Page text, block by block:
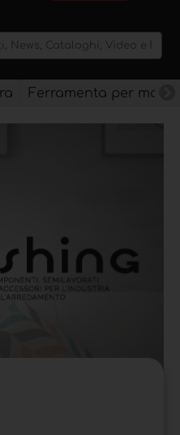
Ferramenta per mobili